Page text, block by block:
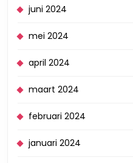
juni 2024
mei 2024
april 2024
maart 2024
februari 2024
januari 2024